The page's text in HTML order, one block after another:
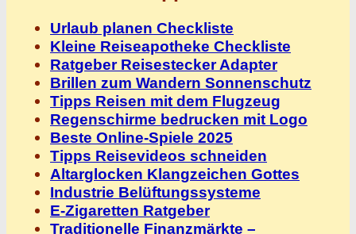
Urlaub planen Checkliste
Kleine Reiseapotheke Checkliste
Ratgeber Reisestecker Adapter
Brillen zum Wandern Sonnenschutz
Tipps Reisen mit dem Flugzeug
Regenschirme bedrucken mit Logo
Beste Online-Spiele 2025
Tipps Reisevideos schneiden
Altarglocken Klangzeichen Gottes
Industrie Belüftungssysteme
E-Zigaretten Ratgeber
Traditionelle Finanzmärkte –